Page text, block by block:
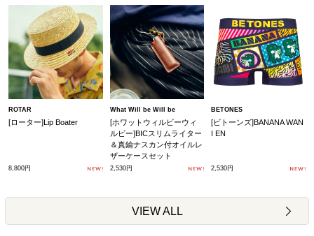
ROTAR
[ローター]Lip Boater
8,800円
What Will be Will be
[ホワットウィルビーウィ
ルビー]BICスリムライター
＆真鍮ナスカン付オイルレ
ザーケースセット
2,530円
BETONES
[ビトーンズ]BANANA WAN
I EN
2,530円
VIEW ALL